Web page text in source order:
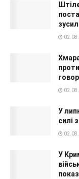
Хмара
У
силі
У